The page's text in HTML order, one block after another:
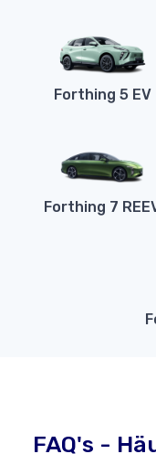
Forthing 5 EV
Forthing 7
FAQ's -